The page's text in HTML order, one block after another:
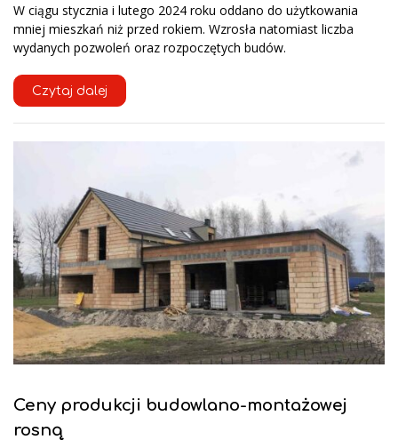
W ciągu stycznia i lutego 2024 roku oddano do użytkowania
mniej mieszkań niż przed rokiem. Wzrosła natomiast liczba
wydanych pozwoleń oraz rozpoczętych budów.
Czytaj dalej
Ceny produkcji budowlano-montażowej
rosną